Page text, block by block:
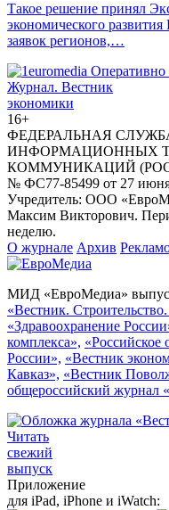
Такое решение принял
экономического
заявок регионов,…
Журнал. Вестник
экономики
16+
ФЕДЕРАЛЬНАЯ
ИНФОРМАЦИОННЫХ
КОММУНИКАЦИЙ
№ ФС77-85499 от 27 июня
Учредитель: ООО
Максим Викторович.
неделю.
О журнале Архив
МИД «ЕвроМедиа»
«Вестник.
«Здравоохранение
комплекса», «Российское
России», «Вестник
Кавказ», «Вестник
общероссийский журнал
Читать
свежий
выпуск
Приложение
для iPad, iPhone и iWatch: